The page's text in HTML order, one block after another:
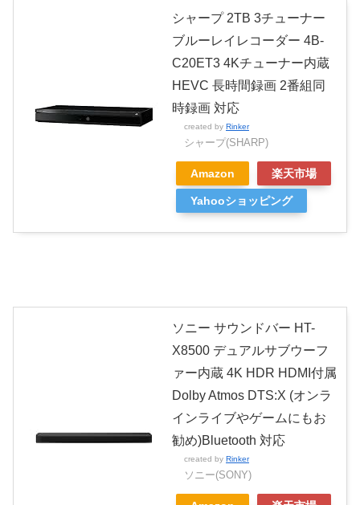
シャープ 2TB 3チューナー
ブルーレイレコーダー 4B-
C20ET3 4Kチューナー内蔵
HEVC 長時間録画 2番組同
時録画 対応
created by Rinker
シャープ(SHARP)
Amazon 楽天市場
Yahooショッピング
ソニー サウンドバー HT-
X8500 デュアルサブウーフ
ァー内蔵 4K HDR HDMI付属
Dolby Atmos DTS:X (オンラ
インライブやゲームにもお
勧め)Bluetooth 対応
created by Rinker
ソニー(SONY)